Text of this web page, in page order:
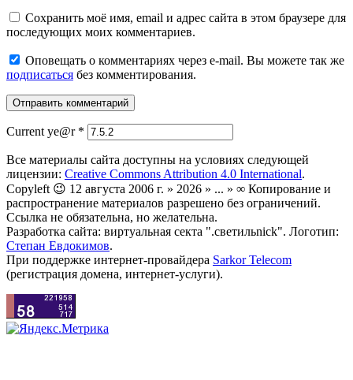
Сохранить моё имя, email и адрес сайта в этом браузере для
последующих моих комментариев.
Оповещать о комментариях через e-mail. Вы можете так же
подписаться без комментирования.
Current ye@r *
Все материалы сайта доступны на условиях следующей
лицензии: Creative Commons Attribution 4.0 International.
Copyleft 😉 12 августа 2006 г. » 2026 » ... » ∞ Копирование и
распространение материалов разрешено без ограничений.
Ссылка не обязательна, но желательна.
Разработка сайта: виртуальная секта ".светильnick". Логотип:
Степан Евдокимов.
При поддержке интернет-провайдера Sarkor Telecom
(регистрация домена, интернет-услуги).